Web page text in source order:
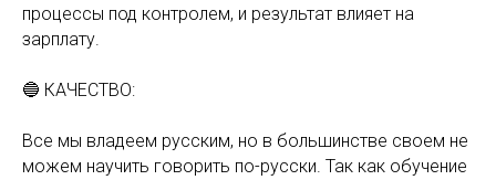
процессы под контролем, и результат влияет на
зарплату.
🔵 КАЧЕСТВО:
Все мы владеем русским, но в большинстве своем не
можем научить говорить по-русски. Так как обучение